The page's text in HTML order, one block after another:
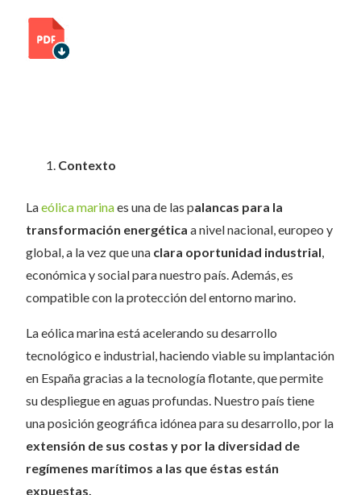
Contexto
Laeólica marinaes una de las palancas para la
transformación energética a nivel nacional, europeo y
global, a la vez que una clara oportunidad industrial,
económica y social para nuestro país. Además, es
compatible con la protección del entorno marino.
La eólica marina está acelerando su desarrollo
tecnológico e industrial, haciendo viable su implantación
en España gracias a la tecnología flotante, que permite
su despliegue en aguas profundas. Nuestro país tiene
una posición geográfica idónea para su desarrollo, por la
extensión de sus costas y por la diversidad de
regímenes marítimos a las que éstas están
expuestas.